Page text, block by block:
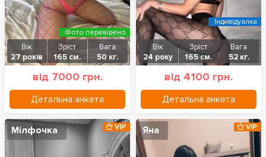
Вік
27 років
Зріст
165 см.
Вага
50 кг.
від 7000 грн.
Детальна анкета
Фото перевірено
Вік
24 року
Зріст
165 см.
Вага
52 кг.
від 4100 грн.
Детальна анкета
Індивідуалка
Мілфочка VIP Яна VIP